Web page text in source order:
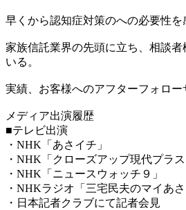
早くから認知症対策のへの必要性
家族信託業界の先頭に立ち、相談
いる。
実績、お客様へのアフターフォロ
メディア出演履歴
■テレビ出演
・NHK「あさイチ」
・NHK「クローズアップ現代プラス
・NHK「ニュースウォッチ９」
・NHKラジオ「三宅民夫のマイあさ
・日本記者クラブにて記者会見